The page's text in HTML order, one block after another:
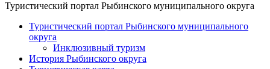
Туристический портал Рыбинского муниципального округа
Туристический портал Рыбинского муниципального
округа
Инклюзивный туризм
История Рыбинского округа